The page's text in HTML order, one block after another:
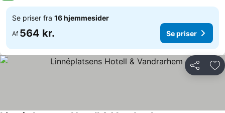
Se priser fra 16 hjemmesider
Af 564 kr. Se priser
Del